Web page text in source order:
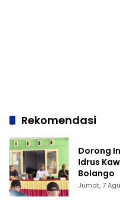
Rekomendasi
Dorong
Idrus
Bolango
Jumat, 7